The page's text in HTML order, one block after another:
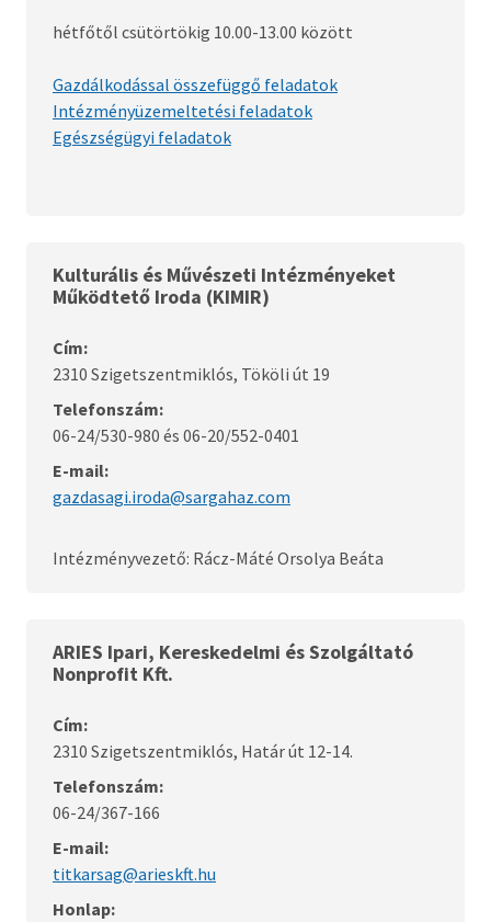
hétfőtől csütörtökig 10.00-13.00 között
Gazdálkodással összefüggő feladatok
Intézményüzemeltetési feladatok
Egészségügyi feladatok
Kulturális és Művészeti Intézményeket
Működtető Iroda (KIMIR)
Cím:
2310 Szigetszentmiklós, Tököli út 19
Telefonszám:
06-24/530-980 és 06-20/552-0401
E-mail:
gazdasagi.iroda@sargahaz.com
Intézményvezető: Rácz-Máté Orsolya Beáta
ARIES Ipari, Kereskedelmi és Szolgáltató
Nonprofit Kft.
Cím:
2310 Szigetszentmiklós, Határ út 12-14.
Telefonszám:
06-24/367-166
E-mail:
titkarsag@arieskft.hu
Honlap: